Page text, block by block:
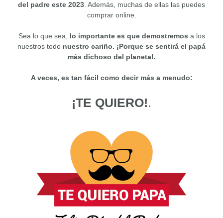
del padre este 2023 . Además, muchas de ellas las puedes
comprar online.
Sea lo que sea, lo importante es que demostremos a los
nuestros todo nuestro cariño. ¡Porque se sentirá el papá
más dichoso del planeta!.
A veces, es tan fácil como decir más a menudo:
¡TE QUIERO!.